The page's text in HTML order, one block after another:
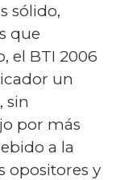
sólido,
que
el BTI 2006
un
sin
por más
a la
opositores y